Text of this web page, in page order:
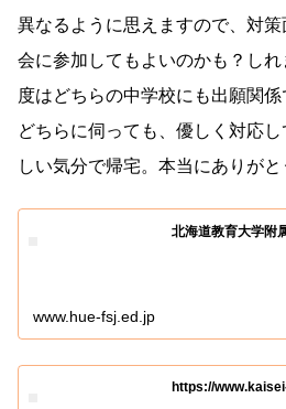
異なるように思えますので、対
会に参加してもよいのかも？し
度はどちらの中学校にも出願関
どちらに伺っても、優しく対応
しい気分で帰宅。本当にありがと
北海道教育大学附
www.hue-fsj.ed.jp
https://